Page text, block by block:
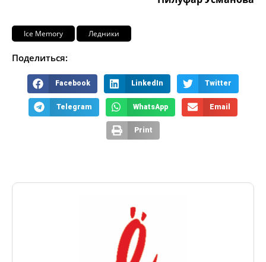
Ice Memory Ледники
Поделиться:
Facebook LinkedIn Twitter
Telegram WhatsApp Email
Print